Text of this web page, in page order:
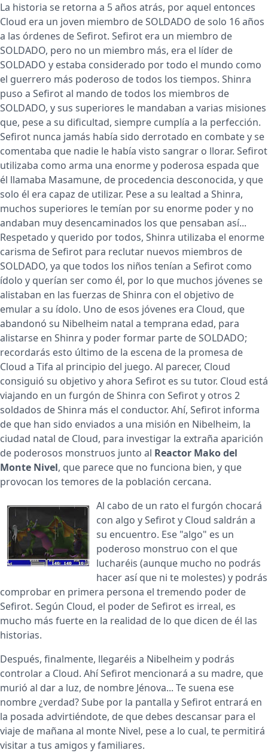
La historia se retorna a 5 años atrás, por aquel entonces
Cloud era un joven miembro de SOLDADO de solo 16 años
a las órdenes de Sefirot. Sefirot era un miembro de
SOLDADO, pero no un miembro más, era el líder de
SOLDADO y estaba considerado por todo el mundo como
el guerrero más poderoso de todos los tiempos. Shinra
puso a Sefirot al mando de todos los miembros de
SOLDADO, y sus superiores le mandaban a varias misiones
que, pese a su dificultad, siempre cumplía a la perfección.
Sefirot nunca jamás había sido derrotado en combate y se
comentaba que nadie le había visto sangrar o llorar. Sefirot
utilizaba como arma una enorme y poderosa espada que
él llamaba Masamune, de procedencia desconocida, y que
solo él era capaz de utilizar. Pese a su lealtad a Shinra,
muchos superiores le temían por su enorme poder y no
andaban muy desencaminados los que pensaban así...
Respetado y querido por todos, Shinra utilizaba el enorme
carisma de Sefirot para reclutar nuevos miembros de
SOLDADO, ya que todos los niños tenían a Sefirot como
ídolo y querían ser como él, por lo que muchos jóvenes se
alistaban en las fuerzas de Shinra con el objetivo de
emular a su ídolo. Uno de esos jóvenes era Cloud, que
abandonó su Nibelheim natal a temprana edad, para
alistarse en Shinra y poder formar parte de SOLDADO;
recordarás esto último de la escena de la promesa de
Cloud a Tifa al principio del juego. Al parecer, Cloud
consiguió su objetivo y ahora Sefirot es su tutor. Cloud está
viajando en un furgón de Shinra con Sefirot y otros 2
soldados de Shinra más el conductor. Ahí, Sefirot informa
de que han sido enviados a una misión en Nibelheim, la
ciudad natal de Cloud, para investigar la extraña aparición
de poderosos monstruos junto al Reactor Mako del
Monte Nivel, que parece que no funciona bien, y que
provocan los temores de la población cercana.
Al cabo de un rato el furgón chocará
con algo y Sefirot y Cloud saldrán a
su encuentro. Ese "algo" es un
poderoso monstruo con el que
lucharéis (aunque mucho no podrás
hacer así que ni te molestes) y podrás
comprobar en primera persona el tremendo poder de
Sefirot. Según Cloud, el poder de Sefirot es irreal, es
mucho más fuerte en la realidad de lo que dicen de él las
historias.
Después, finalmente, llegaréis a Nibelheim y podrás
controlar a Cloud. Ahí Sefirot mencionará a su madre, que
murió al dar a luz, de nombre Jénova... Te suena ese
nombre ¿verdad? Sube por la pantalla y Sefirot entrará en
la posada advirtiéndote, de que debes descansar para el
viaje de mañana al monte Nivel, pese a lo cual, te permitirá
visitar a tus amigos y familiares.